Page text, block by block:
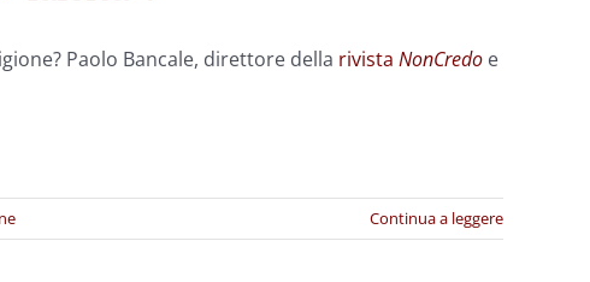
Paolo Bancale, direttore della rivista NonCredo e
Continua a leggere